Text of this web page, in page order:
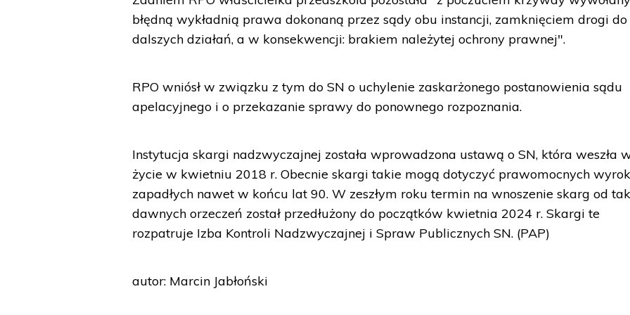
błędną wykładnią prawa dokonaną przez sądy obu instancji, zamknięciem drogi do
dalszych działań, a w konsekwencji: brakiem należytej ochrony prawnej".
RPO wniósł w związku z tym do SN o uchylenie zaskarżonego postanowienia sądu
apelacyjnego i o przekazanie sprawy do ponownego rozpoznania.
Instytucja skargi nadzwyczajnej została wprowadzona ustawą o SN, która weszła
życie w kwietniu 2018 r. Obecnie skargi takie mogą dotyczyć prawomocnych
zapadłych nawet w końcu lat 90. W zeszłym roku termin na wnoszenie skarg od
dawnych orzeczeń został przedłużony do początków kwietnia 2024 r. Skargi te
rozpatruje Izba Kontroli Nadzwyczajnej i Spraw Publicznych SN. (PAP)
autor: Marcin Jabłoński